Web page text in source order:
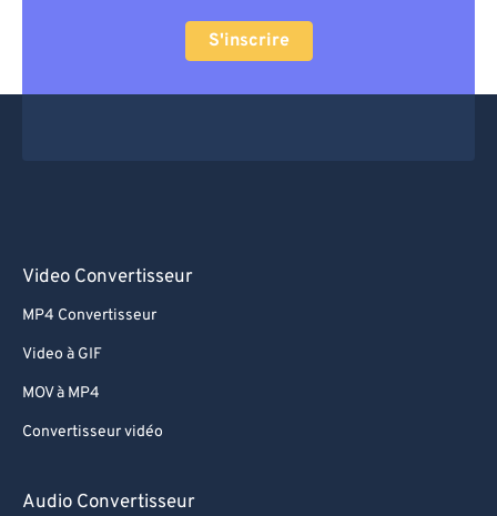
S'inscrire
Video Convertisseur
MP4 Convertisseur
Video à GIF
MOV à MP4
Convertisseur vidéo
Audio Convertisseur